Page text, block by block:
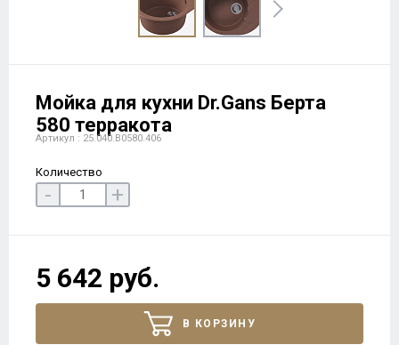
Мойка для кухни Dr.Gans Берта
580 терракота
Артикул : 25.040.B0580.406
Количество
- +
5 642 руб.
В КОРЗИНУ